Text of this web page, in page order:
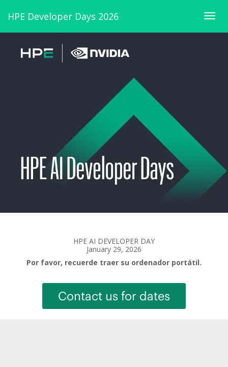
HPE Developer Days 2026
HPE AI DEVELOPER DAY
January 29, 2026
Por favor, recuerde traer su ordenador portátil.
Contact us for dates